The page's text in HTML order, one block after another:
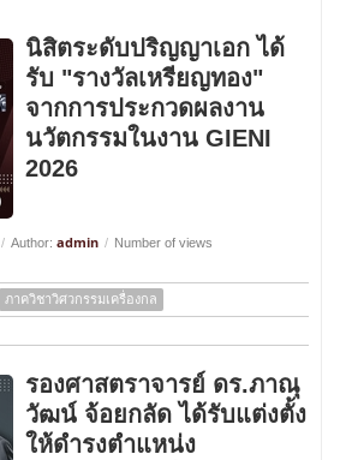
นิสิตระดับปริญญาเอก ได้
รับ "รางวัลเหรียญทอง"
จากการประกวดผลงาน
นวัตกรรมในงาน GIENI
2026
/ Author: admin / Number of views
ภาควิชาวิศวกรรมเครื่องกล
รองศาสตราจารย์ ดร.ภาณุ
วัฒน์ จ้อยกลัด ได้รับแต่งตั้ง
ให้ดำรงตำแหน่ง